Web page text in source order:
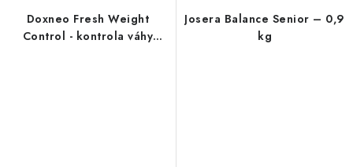
Doxneo Fresh Weight
Control - kontrola váhy
Josera Balance Senior – 0,9
kg